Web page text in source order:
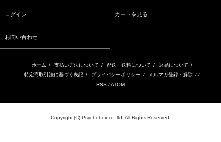
ログイン カートを見る
お問い合わせ
ホーム / 支払い方法について / 配送・送料について / 返品について /
特定商取引法に基づく表記 / プライバシーポリシー / メルマガ登録・解除 / /
RSS / ATOM
Copyright (C) Psychobox co.,ltd. All Rights Reserved.